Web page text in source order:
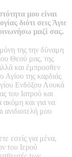
μου είναι
διότι σεις Άγιε
μαζί σας.
της την δύναμη
Θεού μας, της
και έμπροσθεν
Αγίου της καρδιάς
Ενδόξου Λουκά
του Ιατρού και
και για να
ανιδιοτελή μου
εσείς για μένα,
του Ιερού